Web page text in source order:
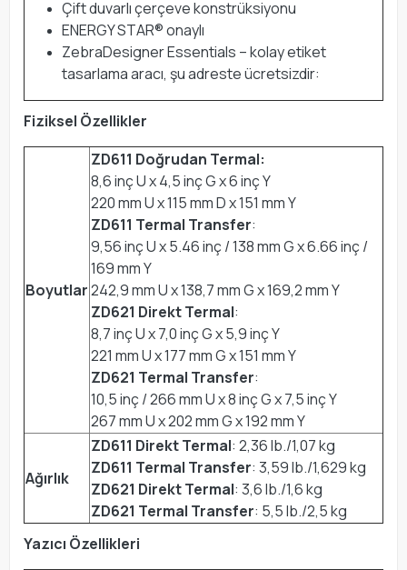
Çift duvarlı çerçeve konstrüksiyonu
ENERGY STAR® onaylı
ZebraDesigner Essentials – kolay etiket
tasarlama aracı, şu adreste ücretsizdir:
Fiziksel Özellikler
Boyutlar
ZD611 Doğrudan Termal:
8,6 inç U x 4,5 inç G x 6 inç Y
220 mm U x 115 mm D x 151 mm Y
ZD611 Termal Transfer:
9,56 inç U x 5.46 inç / 138 mm G x 6.66 inç /
169 mm Y
242,9 mm U x 138,7 mm G x 169,2 mm Y
ZD621 Direkt Termal:
8,7 inç U x 7,0 inç G x 5,9 inç Y
221 mm U x 177 mm G x 151 mm Y
ZD621 Termal Transfer:
10,5 inç / 266 mm U x 8 inç G x 7,5 inç Y
267 mm U x 202 mm G x 192 mm Y
Ağırlık
ZD611 Direkt Termal: 2,36 lb./1,07 kg
ZD611 Termal Transfer: 3,59 lb./1,629 kg
ZD621 Direkt Termal: 3,6 lb./1,6 kg
ZD621 Termal Transfer: 5,5 lb./2,5 kg
Yazıcı Özellikleri